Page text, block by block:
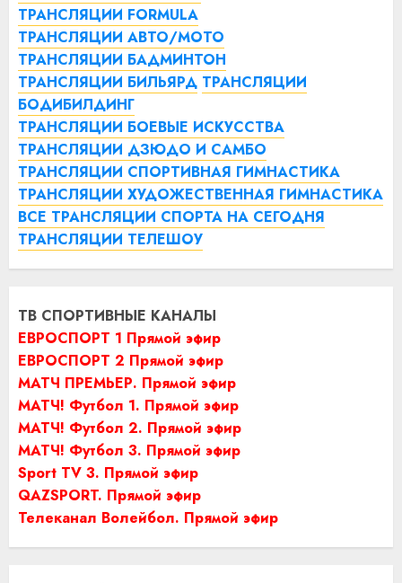
ТРАНСЛЯЦИИ FORMULA
ТРАНСЛЯЦИИ АВТО/МОТО
ТРАНСЛЯЦИИ БАДМИНТОН
ТРАНСЛЯЦИИ БИЛЬЯРД ТРАНСЛЯЦИИ
БОДИБИЛДИНГ
ТРАНСЛЯЦИИ БОЕВЫЕ ИСКУССТВА
ТРАНСЛЯЦИИ ДЗЮДО И САМБО
ТРАНСЛЯЦИИ СПОРТИВНАЯ ГИМНАСТИКА
ТРАНСЛЯЦИИ ХУДОЖЕСТВЕННАЯ ГИМНАСТИКА
ВСЕ ТРАНСЛЯЦИИ СПОРТА НА СЕГОДНЯ
ТРАНСЛЯЦИИ ТЕЛЕШОУ
ТВ СПОРТИВНЫЕ КАНАЛЫ
ЕВРОСПОРТ 1 Прямой эфир
ЕВРОСПОРТ 2 Прямой эфир
МАТЧ ПРЕМЬЕР. Прямой эфир
МАТЧ! Футбол 1. Прямой эфир
МАТЧ! Футбол 2. Прямой эфир
МАТЧ! Футбол 3. Прямой эфир
Sport TV 3. Прямой эфир
QAZSPORT. Прямой эфир
Телеканал Волейбол. Прямой эфир